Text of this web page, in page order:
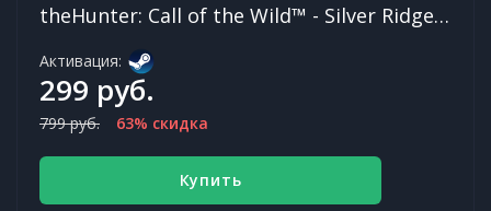
theHunter: Call of the Wild™ - Silver Ridge Peaks
Активация:
299 руб.
799 руб. 63% скидка
Купить